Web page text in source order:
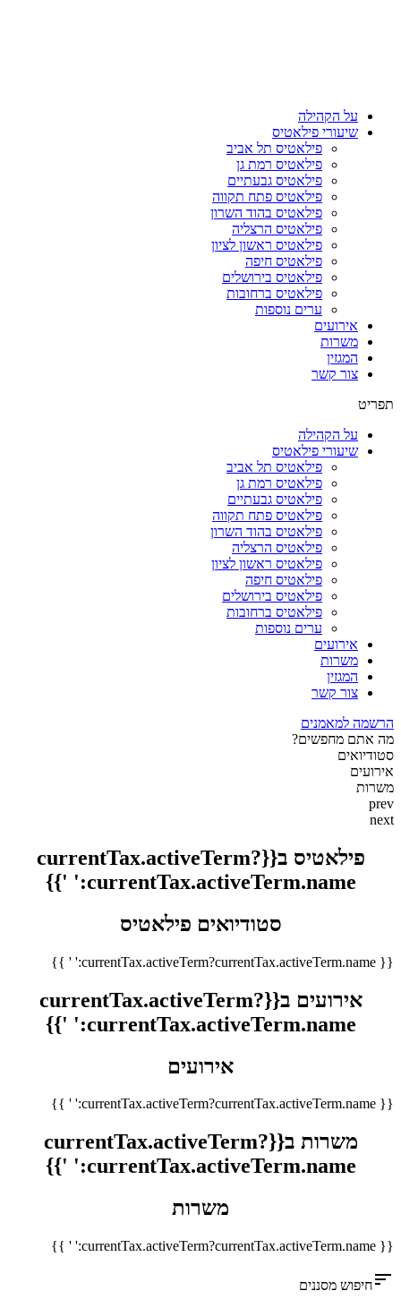
על הקהילה
שיעורי פילאטיס
פילאטיס תל אביב
פילאטיס רמת גן
פילאטיס גבעתיים
פילאטיס פתח תקווה
פילאטיס בהוד השרון
פילאטיס הרצליה
פילאטיס ראשון לציון
פילאטיס חיפה
פילאטיס בירושלים
פילאטיס ברחובות
ערים נוספות
אירועים
משרות
המגזין
צור קשר
תפריט
על הקהילה
שיעורי פילאטיס
פילאטיס תל אביב
פילאטיס רמת גן
פילאטיס גבעתיים
פילאטיס פתח תקווה
פילאטיס בהוד השרון
פילאטיס הרצליה
פילאטיס ראשון לציון
פילאטיס חיפה
פילאטיס בירושלים
פילאטיס ברחובות
ערים נוספות
אירועים
משרות
המגזין
צור קשר
הרשמה למאמנים
מה אתם מחפשים?
סטודיואים
אירועים
משרות
prev
next
פילאטיס ב{{currentTax.activeTerm?
currentTax.activeTerm.name:' '}}
סטודיואים פילאטיס
{{ currentTax.activeTerm?currentTax.activeTerm.name:' ' }}
אירועים ב{{currentTax.activeTerm?
currentTax.activeTerm.name:' '}}
אירועים
{{ currentTax.activeTerm?currentTax.activeTerm.name:' ' }}
משרות ב{{currentTax.activeTerm?
currentTax.activeTerm.name:' '}}
משרות
{{ currentTax.activeTerm?currentTax.activeTerm.name:' ' }}
sortחיפוש מסננים